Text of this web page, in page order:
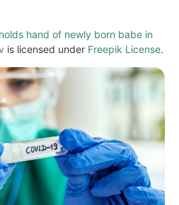
hand of newly born babe in
is licensed under Freepik License.